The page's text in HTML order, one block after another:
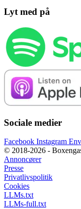
Lyt med på
Sociale medier
Facebook Instagram
© 2018-2026 -
Annoncører
Presse
Privatlivspolitik
Cookies
LLMs.txt
LLMs-full.txt